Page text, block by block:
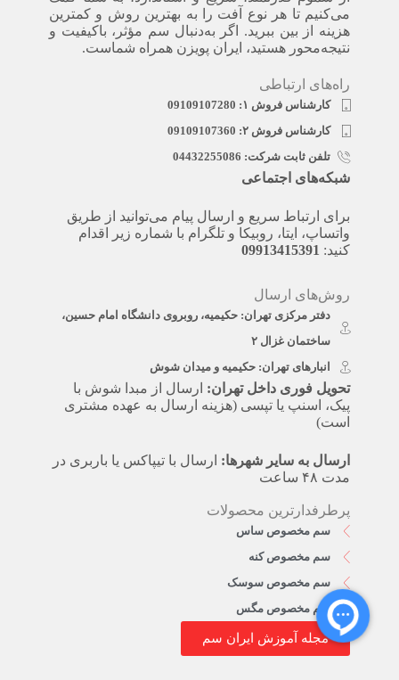
می‌کنیم تا هر نوع آفت را به بهترین روش و کمترین
هزینه از بین ببرید. اگر به‌دنبال سم مؤثر، باکیفیت و
نتیجه‌محور هستید، ایران پویزن همراه شماست.
راه‌های ارتباطی
کارشناس فروش ۱: 09109107280
کارشناس فروش ۲: 09109107360
تلفن ثابت شرکت: 04432255086
شبکه‌های اجتماعی
برای ارتباط سریع و ارسال پیام می‌توانید از طریق
واتساپ، ایتا، روبیکا و تلگرام با شماره زیر اقدام
کنید: 09913415391
روش‌های ارسال
دفتر مرکزی تهران: حکیمیه، روبروی دانشگاه امام حسین،
ساختمان غزال ۲
انبارهای تهران: حکیمیه و میدان شوش
تحویل فوری داخل تهران: ارسال از مبدا شوش با
پیک، اسنپ یا تپسی (هزینه ارسال به عهده مشتری
است)
ارسال به سایر شهرها: ارسال با تیپاکس یا باربری در
مدت ۴۸ ساعت
پرطرفدارترین محصولات
سم مخصوص ساس
سم مخصوص کنه
سم مخصوص سوسک
سم مخصوص مگس
مجله آموزش ایران سم